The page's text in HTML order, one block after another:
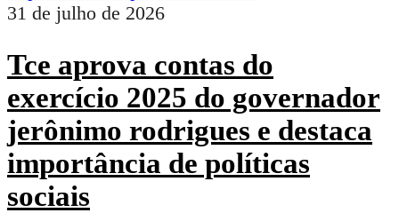
31 de julho de 2026
Tce aprova contas do
exercício 2025 do governador
jerônimo rodrigues e destaca
importância de políticas
sociais